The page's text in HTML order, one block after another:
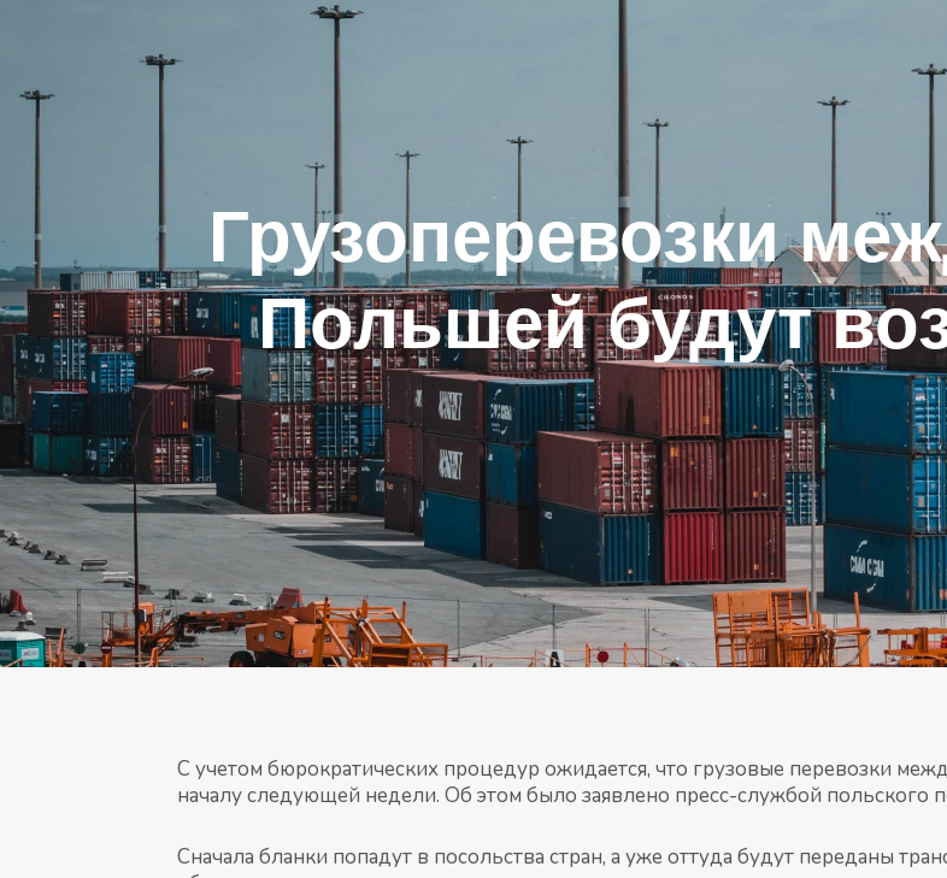
Грузоперевозки
Польшей будут
С учетом бюрократических процедур ожидается, что грузовые перевозки
началу следующей недели. Об этом было заявлено пресс-службой польского
Сначала бланки попадут в посольства стран, а уже оттуда будут переданы